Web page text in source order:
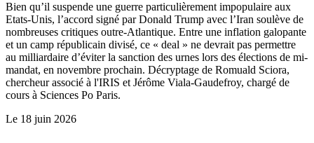
Bien qu’il suspende une guerre particulièrement impopulaire aux
Etats-Unis, l’accord signé par Donald Trump avec l’Iran soulève de
nombreuses critiques outre-Atlantique. Entre une inflation galopante
et un camp républicain divisé, ce « deal » ne devrait pas permettre
au milliardaire d’éviter la sanction des urnes lors des élections de mi-
mandat, en novembre prochain. Décryptage de Romuald Sciora,
chercheur associé à l'IRIS et Jérôme Viala-Gaudefroy, chargé de
cours à Sciences Po Paris.
Le 18 juin 2026